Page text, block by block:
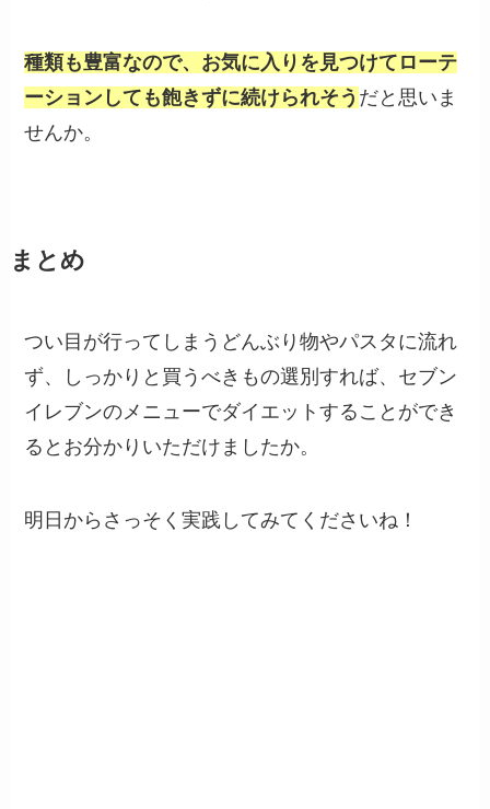
種類も豊富なので、お気に入りを見つけてローテ
ーションしても飽きずに続けられそう だと思いま
せんか。
まとめ
つい目が行ってしまうどんぶり物やパスタに流れ
ず、しっかりと買うべきもの選別すれば、セブン
イレブンのメニューでダイエットすることができ
るとお分かりいただけましたか。
明日からさっそく実践してみてくださいね！